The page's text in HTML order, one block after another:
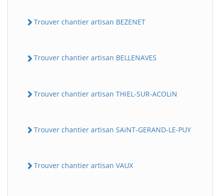
Trouver chantier artisan BEZENET
Trouver chantier artisan BELLENAVES
Trouver chantier artisan THiEL-SUR-ACOLiN
Trouver chantier artisan SAiNT-GERAND-LE-PUY
Trouver chantier artisan VAUX